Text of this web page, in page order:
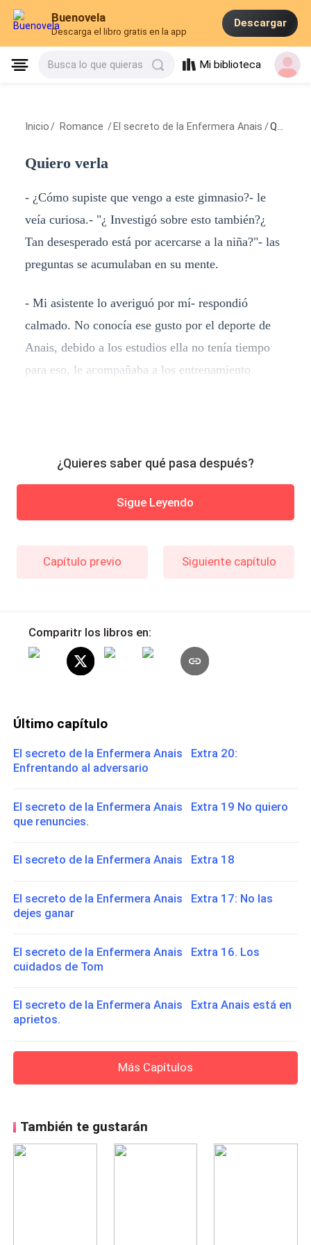
Buenovela
Descarga el libro gratis en la app
Descargar
Busca lo que quieras Mi biblioteca
Inicio / Romance / El secreto de la Enfermera Anais /Quiero verla
Quiero verla
- ¿Cómo supiste que vengo a este gimnasio?- le
veía curiosa.- "¿ Investigó sobre esto también?¿
Tan desesperado está por acercarse a la niña?"- las
preguntas se acumulaban en su mente.
- Mi asistente lo averiguó por mí- respondió
calmado. No conocía ese gusto por el deporte de
Anais, debido a los estudios ella no tenía tiempo
para eso, le acompañaba a los entrenamiento
¿Quieres saber qué pasa después?
Sigue Leyendo
Capítulo previo Siguiente capítulo
Comparitr los libros en:
Último capítulo
El secreto de la Enfermera Anais Extra 20:
Enfrentando al adversario
El secreto de la Enfermera Anais Extra 19 No quiero
que renuncies.
El secreto de la Enfermera Anais Extra 18
El secreto de la Enfermera Anais Extra 17: No las
dejes ganar
El secreto de la Enfermera Anais Extra 16. Los
cuidados de Tom
El secreto de la Enfermera Anais Extra Anais está en
aprietos.
Más Capítulos
También te gustarán